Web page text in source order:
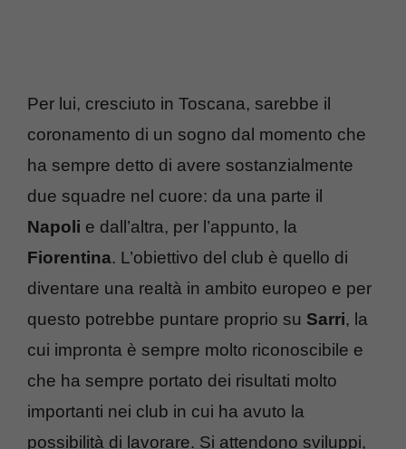
Per lui, cresciuto in Toscana, sarebbe il
coronamento di un sogno dal momento che
ha sempre detto di avere sostanzialmente
due squadre nel cuore: da una parte il
Napoli e dall’altra, per l’appunto, la
Fiorentina. L’obiettivo del club è quello di
diventare una realtà in ambito europeo e per
questo potrebbe puntare proprio su Sarri, la
cui impronta è sempre molto riconoscibile e
che ha sempre portato dei risultati molto
importanti nei club in cui ha avuto la
possibilità di lavorare. Si attendono sviluppi,